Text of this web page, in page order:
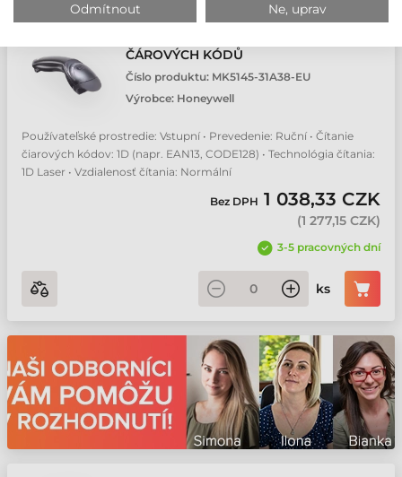
ČÁROVÝCH KÓDŮ
Číslo produktu: MK5145-31A38-EU
Výrobce: Honeywell
Používateľské prostredie: Vstupní • Prevedenie: Ruční • Čítanie
čiarových kódov: 1D (napr. EAN13, CODE128) • Technológia čítania:
1D Laser • Vzdialenosť čítania: Normální
Bez DPH 1 038,33 CZK
(1 277,15 CZK)
3-5 pracovných dní
ks
Odmítnout Ne, uprav